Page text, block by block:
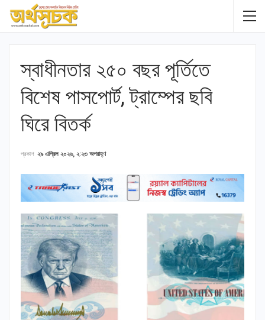
স্বাধীনতার ২৫০ বছর পূর্তিতে
বিশেষ পাসপোর্ট, ট্রাম্পের ছবি
ঘিরে বিতর্ক
প্রকাশ ২৯ এপ্রিল ২০২৬, ২:২৩ অপরাহ্ণ